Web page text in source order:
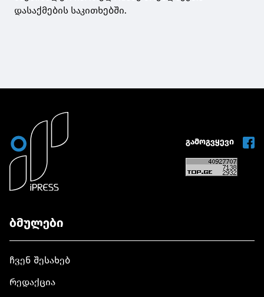
დასაქმების საკითხებში.
გამოგვყევი
ბმულები
ჩვენ შესახებ
რედაქცია